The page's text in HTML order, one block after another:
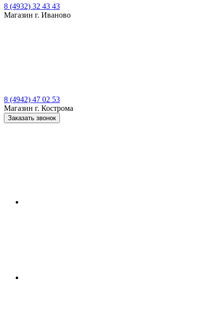
8 (4932) 32 43 43
Магазин г. Иваново
8 (4942) 47 02 53
Магазин г. Кострома
Заказать звонок